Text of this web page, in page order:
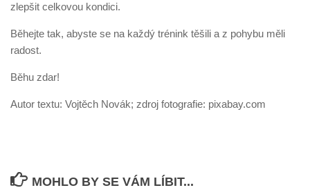
zlepšit celkovou kondici.
Běhejte tak, abyste se na každý trénink těšili a z pohybu měli
radost.
Běhu zdar!
Autor textu: Vojtěch Novák; zdroj fotografie: pixabay.com
MOHLO BY SE VÁM LÍBIT...